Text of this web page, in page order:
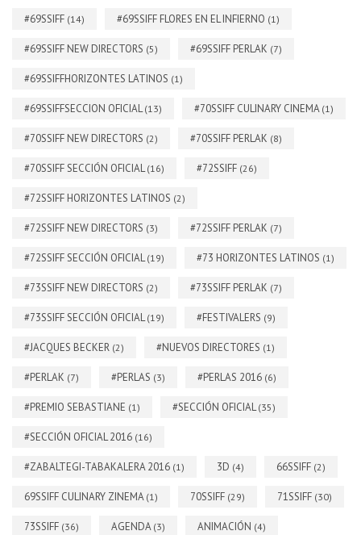
#69SSIFF (14) #69SSIFF FLORES EN EL INFIERNO (1)
#69SSIFF NEW DIRECTORS (5) #69SSIFF PERLAK (7)
#69SSIFFHORIZONTES LATINOS (1)
#69SSIFFSECCION OFICIAL(13) #70SSIFF CULINARY CINEMA (1)
#70SSIFF NEW DIRECTORS (2) #70SSIFF PERLAK (8)
#70SSIFF SECCIÓN OFICIAL(16) #72SSIFF (26)
#72SSIFF HORIZONTES LATINOS (2)
#72SSIFF NEW DIRECTORS (3) #72SSIFF PERLAK (7)
#72SSIFF SECCIÓN OFICIAL(19) #73 HORIZONTES LATINOS (1)
#73SSIFF NEW DIRECTORS (2) #73SSIFF PERLAK (7)
#73SSIFF SECCIÓN OFICIAL(19) #FESTIVALERS (9)
#JACQUES BECKER (2) #NUEVOS DIRECTORES (1)
#PERLAK (7) #PERLAS (3) #PERLAS 2016 (6)
#PREMIO SEBASTIANE (1) #SECCIÓN OFICIAL(35)
#SECCIÓN OFICIAL 2016 (16)
#ZABALTEGI-TABAKALERA 2016 (1) 3D (4) 66SSIFF (2)
69SSIFF CULINARY ZINEMA (1) 70SSIFF (29) 71SSIFF (30)
73SSIFF (36) AGENDA (3) ANIMACIÓN (4)